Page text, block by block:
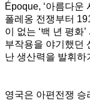
Époque, ‘아름다운
폴레옹 전쟁부터
이 없는 ‘백 년 평화
부작용을 야기했던
난 생산력을 발휘하
영국은 아편전쟁 승